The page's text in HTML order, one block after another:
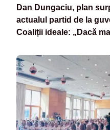
Dan Dungaciu, plan
actualul partid de la
Coaliții ideale: „Dacă